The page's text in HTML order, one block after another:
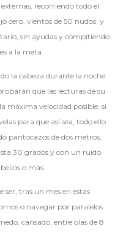
recorriendo todo el
cero, vientos de 50 nudos y
sin ayudas y compitiendo
a la meta.
la cabeza durante la noche
que las lecturas de su
máxima velocidad posible, si
para que así sea, todo ello
pantocazos de dos metros,
30 grados y con un ruido
o más.
tras un mes en estas
o navegar por paralelos
cansado, entre olas de 8